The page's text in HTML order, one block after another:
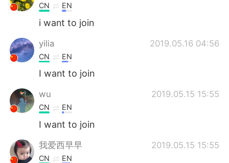
CN EN
i want to join
yilia 2019.05.16 04:56
CN EN
I want to join
wu 2019.05.15 15:55
CN EN
I want to join
我爱西早早 2019.05.15 15:55
CN EN